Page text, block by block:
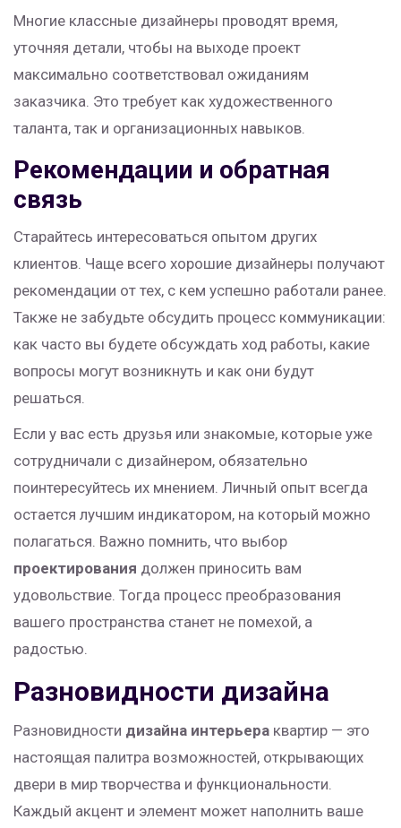
Многие классные дизайнеры проводят время,
уточняя детали, чтобы на выходе проект
максимально соответствовал ожиданиям
заказчика. Это требует как художественного
таланта, так и организационных навыков.
Рекомендации и обратная
связь
Старайтесь интересоваться опытом других
клиентов. Чаще всего хорошие дизайнеры получают
рекомендации от тех, с кем успешно работали ранее.
Также не забудьте обсудить процесс коммуникации:
как часто вы будете обсуждать ход работы, какие
вопросы могут возникнуть и как они будут
решаться.
Если у вас есть друзья или знакомые, которые уже
сотрудничали с дизайнером, обязательно
поинтересуйтесь их мнением. Личный опыт всегда
остается лучшим индикатором, на который можно
полагаться. Важно помнить, что выбор
проектирования должен приносить вам
удовольствие. Тогда процесс преобразования
вашего пространства станет не помехой, а
радостью.
Разновидности дизайна
Разновидности дизайна интерьера квартир — это
настоящая палитра возможностей, открывающих
двери в мир творчества и функциональности.
Каждый акцент и элемент может наполнить ваше